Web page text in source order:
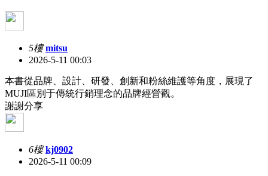
5樓 mitsu
2026-5-11 00:03
本書從品牌、設計、研發、創新和粉絲維護等角度，展現了
MUJI區別于傳統行銷理念的品牌經營觀。
謝謝分享
6樓 kj0902
2026-5-11 00:09